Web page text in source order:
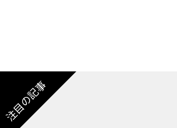
注目の記事